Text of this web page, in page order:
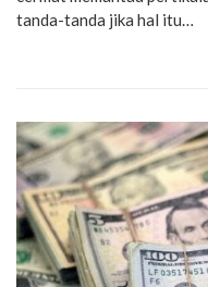
tanda-tanda jika hal itu…